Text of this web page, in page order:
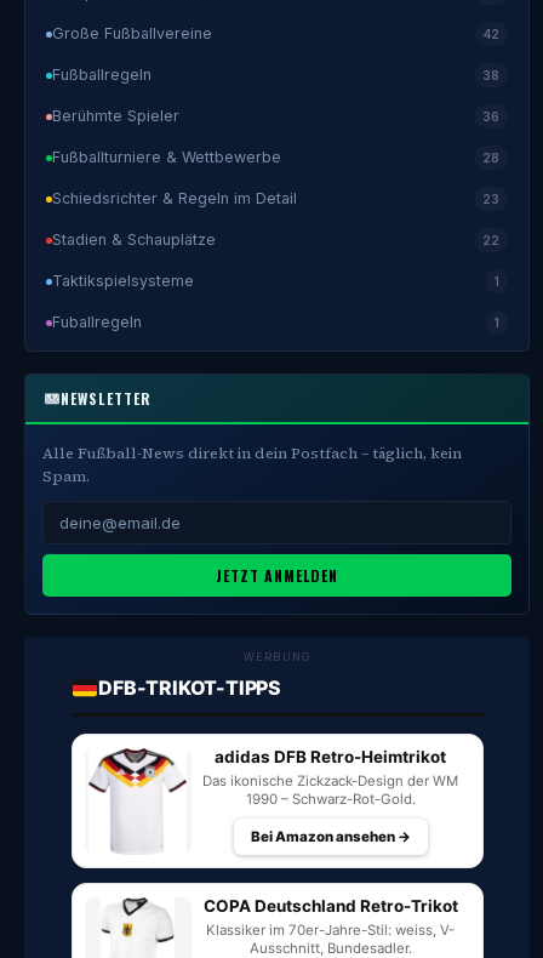
Große Fußballvereine 42
Fußballregeln 38
Berühmte Spieler 36
Fußballturniere & Wettbewerbe 28
Schiedsrichter & Regeln im Detail 23
Stadien & Schauplätze 22
Taktikspielsysteme 1
Fuballregeln 1
NEWSLETTER
Alle Fußball-News direkt in dein Postfach – täglich, kein
Spam.
JETZT ANMELDEN
WERBUNG
DFB-TRIKOT-TIPPS
adidas DFB Retro-Heimtrikot
Das ikonische Zickzack-Design der WM
1990 – Schwarz-Rot-Gold.
Bei Amazon ansehen →
COPA Deutschland Retro-Trikot
Klassiker im 70er-Jahre-Stil: weiss, V-
Ausschnitt, Bundesadler.